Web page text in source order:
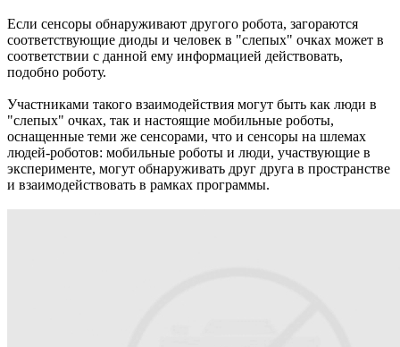
Если сенсоры обнаруживают другого робота, загораются
соответствующие диоды и человек в "слепых" очках может в
соответствии с данной ему информацией действовать,
подобно роботу.
Участниками такого взаимодействия могут быть как люди в
"слепых" очках, так и настоящие мобильные роботы,
оснащенные теми же сенсорами, что и сенсоры на шлемах
людей-роботов: мобильные роботы и люди, участвующие в
эксперименте, могут обнаруживать друг друга в пространстве
и взаимодействовать в рамках программы.